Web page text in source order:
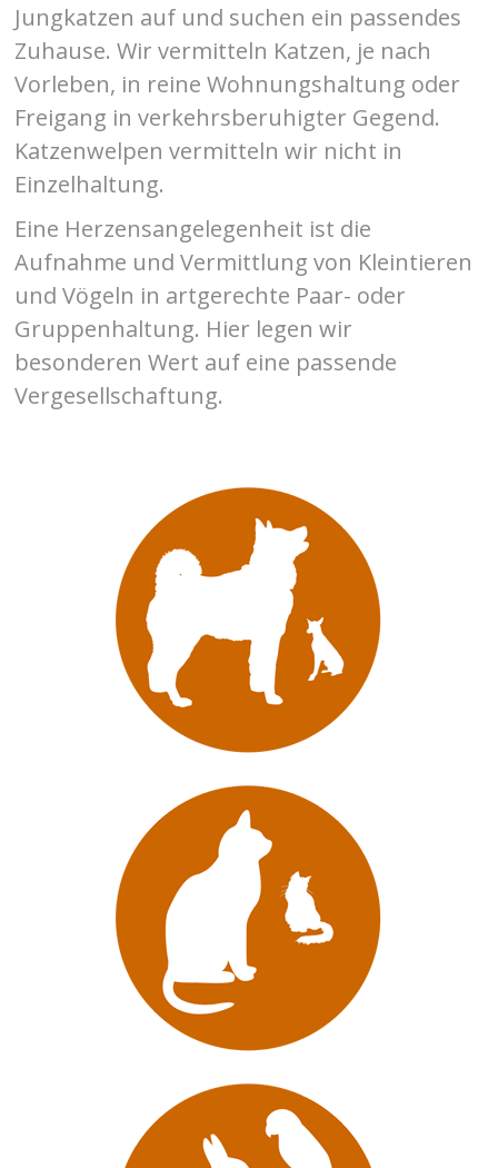
Jungkatzen auf und suchen ein passendes
Zuhause. Wir vermitteln Katzen, je nach
Vorleben, in reine Wohnungshaltung oder
Freigang in verkehrsberuhigter Gegend.
Katzenwelpen vermitteln wir nicht in
Einzelhaltung.
Eine Herzensangelegenheit ist die
Aufnahme und Vermittlung von Kleintieren
und Vögeln in artgerechte Paar- oder
Gruppenhaltung. Hier legen wir
besonderen Wert auf eine passende
Vergesellschaftung.